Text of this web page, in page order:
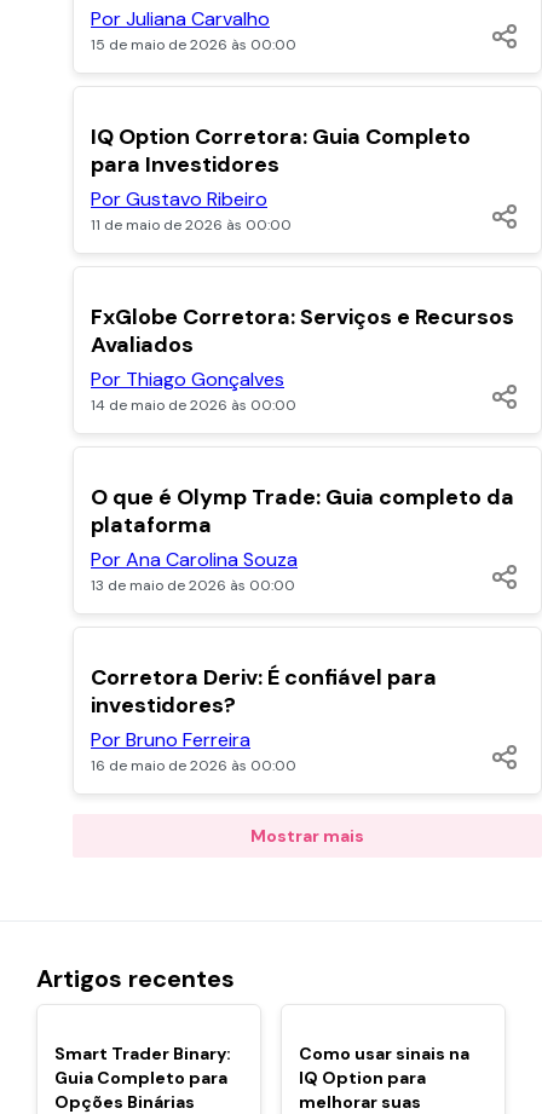
Por Juliana Carvalho
15 de maio de 2026 às 00:00
POPULARES
IQ Option Corretora: Guia Completo
para Investidores
Por Gustavo Ribeiro
11 de maio de 2026 às 00:00
POPULARES
FxGlobe Corretora: Serviços e Recursos
Avaliados
Por Thiago Gonçalves
14 de maio de 2026 às 00:00
POPULARES
O que é Olymp Trade: Guia completo da
plataforma
Por Ana Carolina Souza
13 de maio de 2026 às 00:00
Corretora Deriv: É confiável para
investidores?
Por Bruno Ferreira
16 de maio de 2026 às 00:00
Mostrar mais
Artigos recentes
POPULARES
Smart Trader Binary:
Guia Completo para
Opções Binárias
POPULARES
Como usar sinais na
IQ Option para
melhorar suas